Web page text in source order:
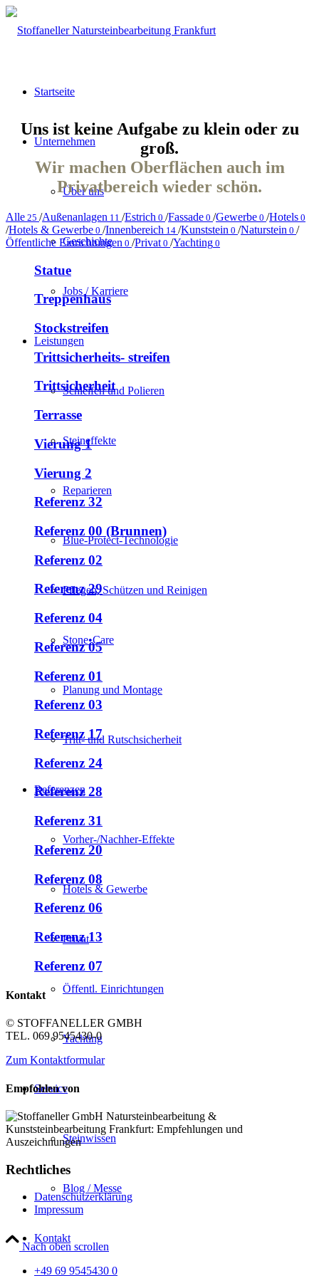
Startseite
Unternehmen
Über uns
Geschichte
Jobs / Karriere
Leistungen
Schleifen und Polieren
Steineffekte
Reparieren
Blue-Protect-Technologie
Pflegen, Schützen und Reinigen
Stone•Care
Planung und Montage
Tritt- und Rutschsicherheit
Referenzen
Vorher-/Nachher-Effekte
Hotels & Gewerbe
Privat
Öffentl. Einrichtungen
Yachting
Service
Steinwissen
Blog / Messe
Kontakt
Uns ist keine Aufgabe zu klein oder zu
groß.
Wir machen Oberflächen auch im
Privatbereich wieder schön.
Alle 25 /Außenanlagen 11 /Estrich 0 /Fassade 0 /Gewerbe 0 /Hotels 0
/Hotels & Gewerbe 0 /Innenbereich 14 /Kunststein 0 /Naturstein 0 /
Öffentliche Einrichtungen 0 /Privat 0 /Yachting 0
Statue
Treppenhaus
Stockstreifen
Trittsicherheits- streifen
Trittsicherheit
Terrasse
Vierung 1
Vierung 2
Referenz 32
Referenz 00 (Brunnen)
Referenz 02
Referenz 29
Referenz 04
Referenz 05
Referenz 01
Referenz 03
Referenz 17
Referenz 24
Referenz 28
Referenz 31
Referenz 20
Referenz 08
Referenz 06
Referenz 13
Referenz 07
Kontakt
© STOFFANELLER GMBH
TEL. 069 9545430-0
Zum Kontaktformular
Empfohlen von
Rechtliches
Datenschutzerklärung
Impressum
Nach oben scrollen
+49 69 9545430 0